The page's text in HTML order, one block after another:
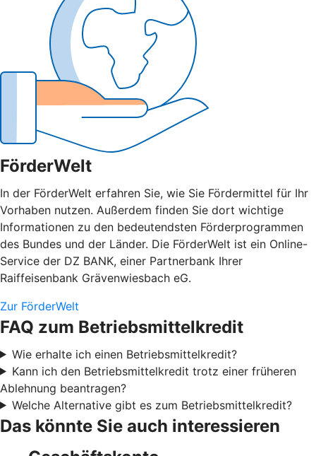
FörderWelt
In der FörderWelt erfahren Sie, wie Sie Fördermittel für Ihr
Vorhaben nutzen. Außerdem finden Sie dort wichtige
Informationen zu den bedeutendsten Förderprogrammen
des Bundes und der Länder. Die FörderWelt ist ein Online-
Service der DZ BANK, einer Partnerbank Ihrer
Raiffeisenbank Grävenwiesbach eG.
Zur FörderWelt
FAQ zum Betriebsmittelkredit
Wie erhalte ich einen Betriebsmittelkredit?
Kann ich den Betriebsmittelkredit trotz einer früheren
Ablehnung beantragen?
Welche Alternative gibt es zum Betriebsmittelkredit?
Das könnte Sie auch interessieren